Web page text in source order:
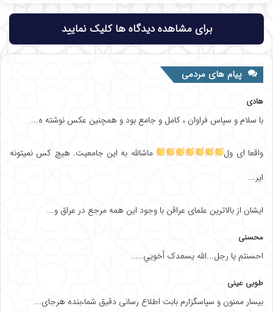
برای مشاهده دیدگاه ها کلیک نمایید
پیام های مردمی
هادی
با سلام و سپاس فراوان ، کامل و جامع بود و همچنین عکس نوشته ه...
واقعا ای ول
ماشالله به این جامعیت. هیچ کس نمیتونه
ایر...
ایشان از بالاترین علمای عراقن با وجود این همه مرجع در عراق و...
محسنی
احسنتم یا رجل...الله یسعدک أخويي.....
طوبی عینی
بیسار ممنون و سپاسگزارم بابت اطلاع رسانی دقیق شما،بنده هرجای...